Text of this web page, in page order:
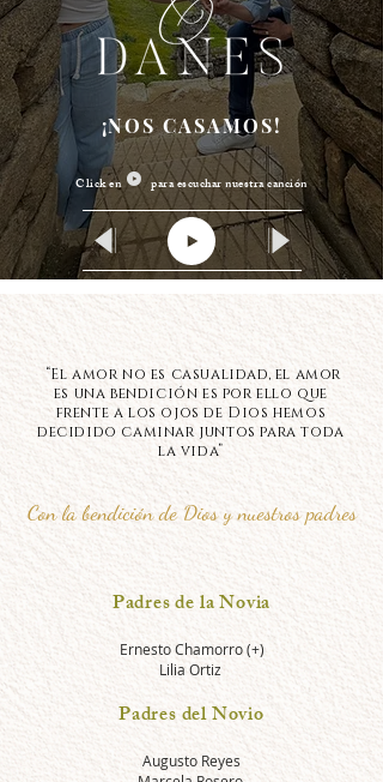
¡NOS CASAMOS!
Click en para escuchar nuestra canción
“El amor no es casualidad, el amor
es una bendición es por ello que
frente a los ojos de Dios hemos
decidido caminar juntos para toda
la vida”
Con labendiciónde Diosy nuestros padres
Padres de la Novia
Ernesto Chamorro (+)
Lilia Ortiz
Padres del Novio
Augusto Reyes